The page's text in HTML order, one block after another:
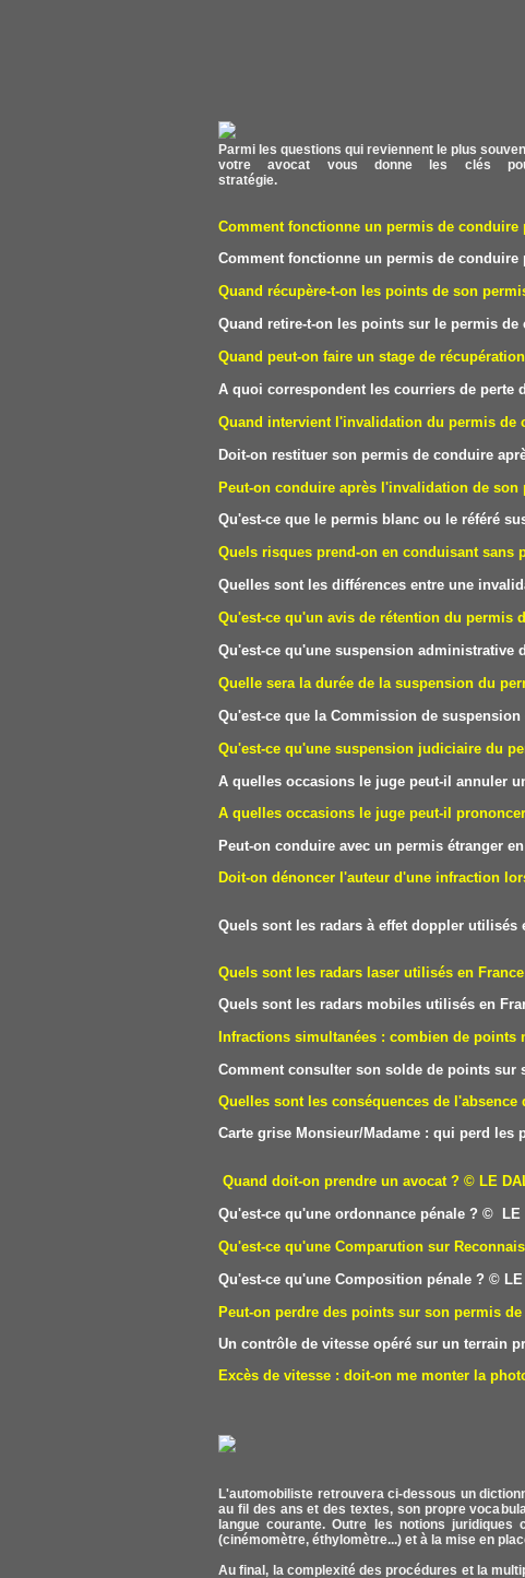
Parmi les questions qui reviennent le plus
votre avocat vous donne les clés
stratégie.
Comment fonctionne un permis de conduire
Comment fonctionne un permis de conduire
Quand récupère-t-on les points de son
Quand retire-t-on les points sur le permis de
Quand peut-on faire un stage de
A quoi correspondent les courriers de
Quand intervient l'invalidation du permis de
Doit-on restituer son permis de conduire
Peut-on conduire après l'invalidation de son
Qu'est-ce que le permis blanc ou le référé
Quels risques prend-on en conduisant sans
Quelles sont les différences entre une
Qu'est-ce qu'un avis de rétention du permis
Qu'est-ce qu'une suspension administrative
Quelle sera la durée de la suspension du
Qu'est-ce que la Commission de
Qu'est-ce qu'une suspension judiciaire du
A quelles occasions le juge peut-il annuler
A quelles occasions le juge peut-il
Peut-on conduire avec un permis étranger
Doit-on dénoncer l'auteur d'une infraction
Quels sont les radars à effet doppler utilisés
Quels sont les radars laser utilisés en
Quels sont les radars mobiles utilisés en
Infractions simultanées : combien de
Comment consulter son solde de points sur
Quelles sont les conséquences de
Carte grise Monsieur/Madame : qui perd les
Quand doit-on prendre un avocat ? © LE
Qu'est-ce qu'une ordonnance pénale ? © LE
Qu'est-ce qu'une Comparution sur
Qu'est-ce qu'une Composition pénale ? © LE
Peut-on perdre des points sur son permis
Un contrôle de vitesse opéré sur un terrain
Excès de vitesse : doit-on me monter la
L'automobiliste retrouvera ci-dessous un
au fil des ans et des textes, son propre
langue courante. Outre les notions
(cinémomètre, éthylomètre...) et à la mise en
Au final, la complexité des procédures et la